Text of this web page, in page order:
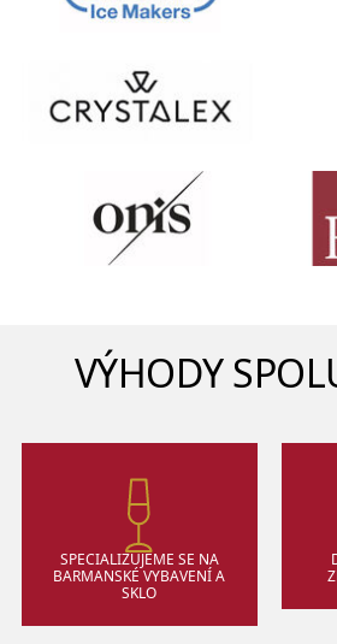
VÝHODY
SPECIALIZUJEME SE NA
BARMANSKÉ VYBAVENÍ A
SKLO